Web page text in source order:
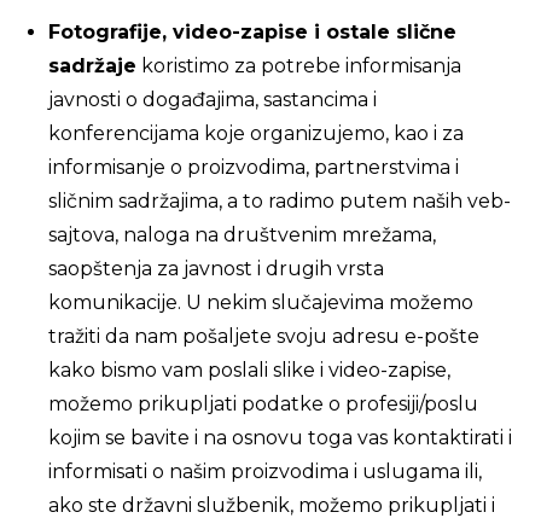
Fotografije, video-zapise i ostale slične
sadržaje koristimo za potrebe informisanja
javnosti o događajima, sastancima i
konferencijama koje organizujemo, kao i za
informisanje o proizvodima, partnerstvima i
sličnim sadržajima, a to radimo putem naših veb-
sajtova, naloga na društvenim mrežama,
saopštenja za javnost i drugih vrsta
komunikacije. U nekim slučajevima možemo
tražiti da nam pošaljete svoju adresu e-pošte
kako bismo vam poslali slike i video-zapise,
možemo prikupljati podatke o profesiji/poslu
kojim se bavite i na osnovu toga vas kontaktirati i
informisati o našim proizvodima i uslugama ili,
ako ste državni službenik, možemo prikupljati i